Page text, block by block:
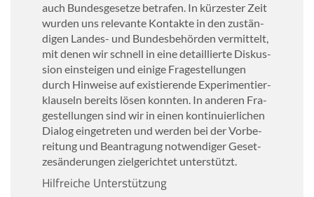
auch Bun­des­ge­set­ze be­tra­fen. In kür­zes­ter Zeit
wur­den uns re­le­van­te Kon­tak­te in den zu­stän­
di­gen Landes-​ und Bun­des­be­hör­den ver­mit­telt,
mit denen wir schnell in eine de­tail­lier­te Dis­kus­
si­on ein­stei­gen und ei­ni­ge Fra­ge­stel­lun­gen
durch Hin­wei­se auf exis­tie­ren­de Ex­pe­ri­men­tier­
klau­seln be­reits lösen konn­ten. In an­de­ren Fra­
ge­stel­lun­gen sind wir in einen kon­ti­nu­ier­li­chen
Dia­log ein­ge­tre­ten und wer­den bei der Vor­be­
rei­tung und Be­an­tra­gung not­wen­di­ger Ge­set­
zes­än­de­run­gen ziel­ge­rich­tet un­ter­stützt.
Hilf­rei­che Un­ter­stüt­zung